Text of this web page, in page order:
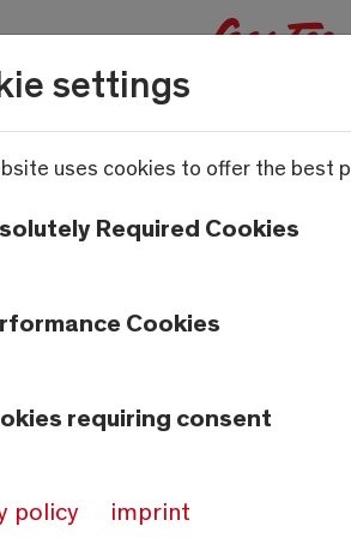
23.4°C
settings
uses cookies to offer the best
Required Cookies
Cookies
requiring consent
policy imprint